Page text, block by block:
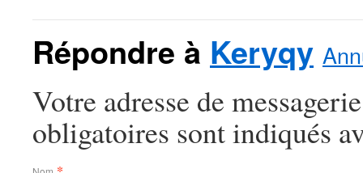
Répondre à Keryqy
Votre adresse de
obligatoires sont indiqués